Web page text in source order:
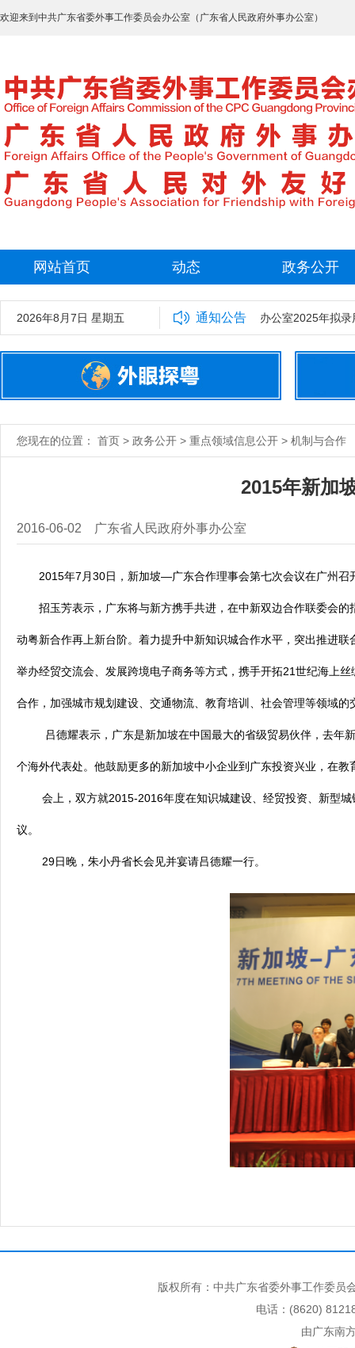
欢迎来到中共广东省委外事工作委员会办公室（广东省人民政府外事办公室）
网站首页 动态 政务公开
2026年8月7日 星期五 通知公告
中共广东省委外事工作委员会办公室2025年拟录
您现在的位置： 首页 > 政务公开 > 重点领域信息公开 > 机制与合作
2015年新加
2016-06-02 广东省人民政府外事办公室
2015年7月30日，新加坡—广东合作理事会第七次会议在广州召
招玉芳表示，广东将与新方携手共进，在中新双边合作联委会的
动粤新合作再上新台阶。着力提升中新知识城合作水平，突出推进
举办经贸交流会、发展跨境电子商务等方式，携手开拓21世纪海上
合作，加强城市规划建设、交通物流、教育培训、社会管理等领域
吕德耀表示，广东是新加坡在中国最大的省级贸易伙伴，去年新
个海外代表处。他鼓励更多的新加坡中小企业到广东投资兴业，在
会上，双方就2015-2016年度在知识城建设、经贸投资、新型城
议。
29日晚，朱小丹省长会见并宴请吕德耀一行。
版权所有：中共广东省委外事工作委
电话：(8620)
由广东南